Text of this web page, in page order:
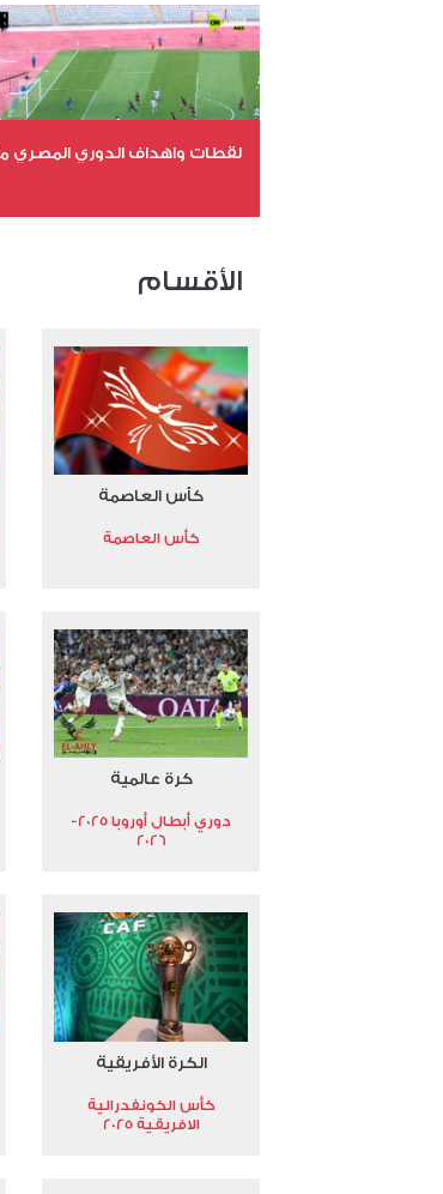
عدد المشاهدات 11000
لقطات واهداف الدوري المصري مايو
الأقسام
كأس العاصمة
كأس العاصمة
كرة عالمية
دوري أبطال أوروبا 2025-
2026
الكرة الأفريقية
كأس الكونفدرالية
الافريقية 2025